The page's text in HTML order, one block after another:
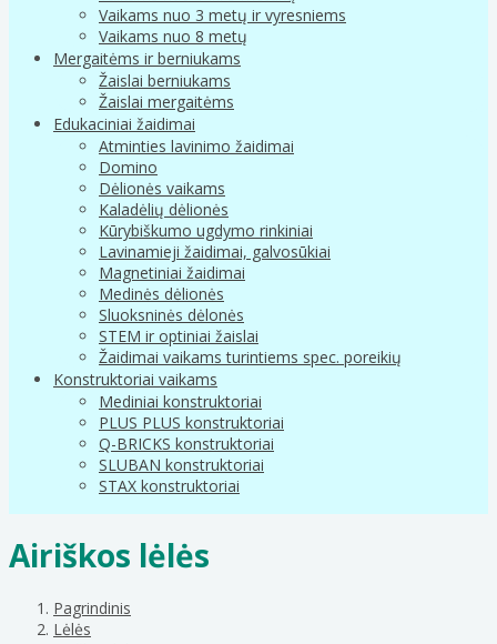
Vaikams nuo 3 metų ir vyresniems
Vaikams nuo 8 metų
Mergaitėms ir berniukams
Žaislai berniukams
Žaislai mergaitėms
Edukaciniai žaidimai
Atminties lavinimo žaidimai
Domino
Dėlionės vaikams
Kaladėlių dėlionės
Kūrybiškumo ugdymo rinkiniai
Lavinamieji žaidimai, galvosūkiai
Magnetiniai žaidimai
Medinės dėlionės
Sluoksninės dėlonės
STEM ir optiniai žaislai
Žaidimai vaikams turintiems spec. poreikių
Konstruktoriai vaikams
Mediniai konstruktoriai
PLUS PLUS konstruktoriai
Q-BRICKS konstruktoriai
SLUBAN konstruktoriai
STAX konstruktoriai
Airiškos lėlės
Pagrindinis
Lėlės